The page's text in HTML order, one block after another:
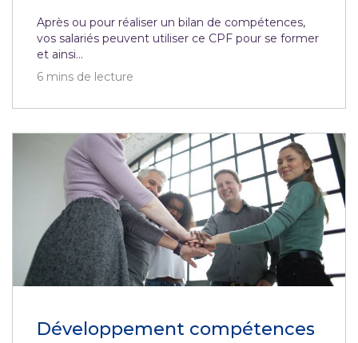
Après ou pour réaliser un bilan de compétences,
vos salariés peuvent utiliser ce CPF pour se former
et ainsi...
6 mins de lecture
Développement compétences